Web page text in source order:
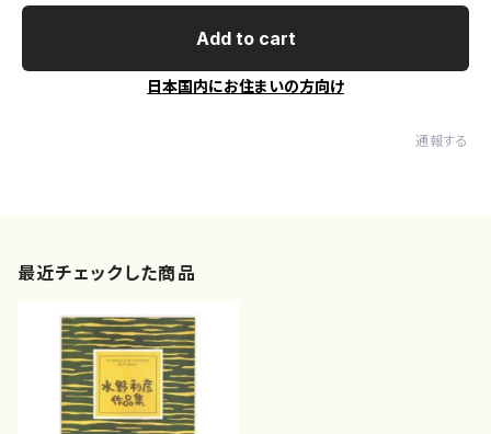
Add to cart
日本国内にお住まいの方向け
通報する
最近チェックした商品